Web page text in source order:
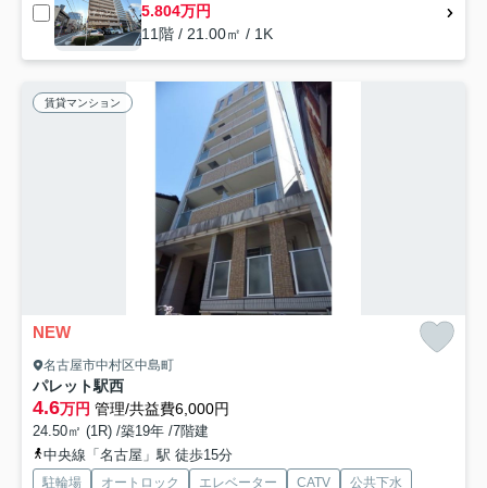
5.804万円
11階 / 21.00㎡ / 1K
賃貸マンション
NEW
名古屋市中村区中島町
パレット駅西
4.6万円 管理/共益費6,000円
24.50㎡ (1R) /築19年 /7階建
中央線「名古屋」駅 徒歩15分
駐輪場 オートロック エレベーター CATV 公共下水